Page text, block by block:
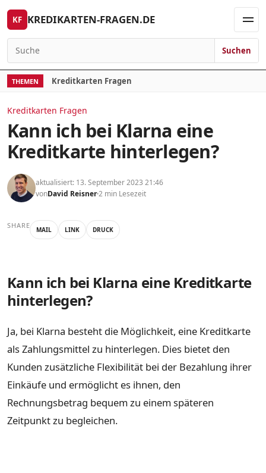
Skip to content
KF KREDIKARTEN-FRAGEN.DE
Search for:
Suchen
THEMEN Kreditkarten Fragen
Kreditkarten Fragen
Kann ich bei Klarna eine
Kreditkarte hinterlegen?
aktualisiert: 13. September 2023 21:46
vonDavid Reisner2 min Lesezeit
SHARE MAIL LINK DRUCK
Kann ich bei Klarna eine Kreditkarte
hinterlegen?
Ja, bei Klarna besteht die Möglichkeit, eine Kreditkarte
als Zahlungsmittel zu hinterlegen. Dies bietet den
Kunden zusätzliche Flexibilität bei der Bezahlung ihrer
Einkäufe und ermöglicht es ihnen, den
Rechnungsbetrag bequem zu einem späteren
Zeitpunkt zu begleichen.